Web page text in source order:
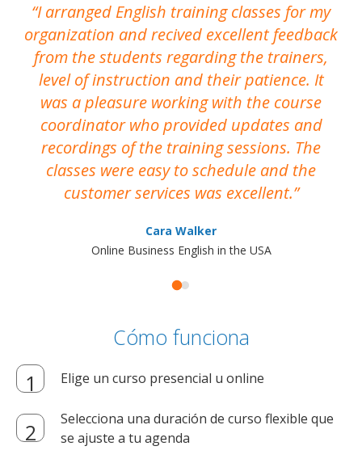
I arranged English training classes for my
organization and recived excellent feedback
from the students regarding the trainers,
level of instruction and their patience. It
was a pleasure working with the course
coordinator who provided updates and
recordings of the training sessions. The
classes were easy to schedule and the
customer services was excellent.
Cara Walker
Online Business English in the USA
Cómo funciona
Elige un curso presencial u online
Selecciona una duración de curso flexible que
se ajuste a tu agenda